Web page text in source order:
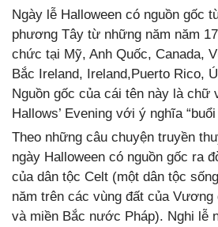
Ngày lễ Halloween có nguồn gốc
phương Tây từ những năm năm
chức tại Mỹ, Anh Quốc, Canada,
Bắc Ireland, Ireland,Puerto Rico,
Nguồn gốc của cái tên này là chữ
Hallows’ Evening với ý nghĩa
Theo những câu chuyện truyền
ngày Halloween có nguồn gốc ra
của dân tộc Celt (một dân tộc
năm trên các vùng đất của Vương
và miền Bắc nước Pháp). Nghi lễ